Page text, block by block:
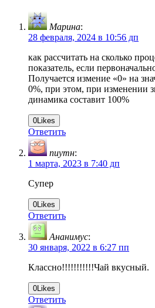
Марина:
28 февраля, 2024 в 10:56 дп
как рассчитать на сколько
показатель, если
Получается измение «0» на
0%, при этом, при изменении
динамика составит 100%
0Likes
Ответить
пиутн:
1 марта, 2023 в 7:40 дп
Супер
0Likes
Ответить
Ананимус:
30 января, 2022 в 6:27 пп
Классно!!!!!!!!!!!Чай вкусный.
0Likes
Ответить